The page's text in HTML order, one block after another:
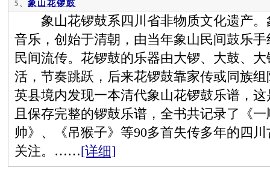
5、 象山花锣鼓
象山花锣鼓系四川省非物质文化遗产。
音乐，创始于清朝，由当年象山民间鼓乐手
民间流传。花锣鼓的乐器由大锣、大鼓、
活，节奏跳跃，后来花锣鼓靠家传或同族
英县境内发现一本清代象山花锣鼓乐谱，
且保存完整的锣鼓乐谱，全书共记录了《
帅》、《吊猴子》等90多首失传多年的四
关注。……[详细]